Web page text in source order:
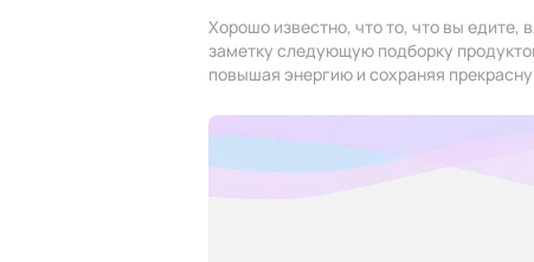
Хорошо известно, что то, что вы едите,
заметку следующую подборку
повышая энергию и сохраняя